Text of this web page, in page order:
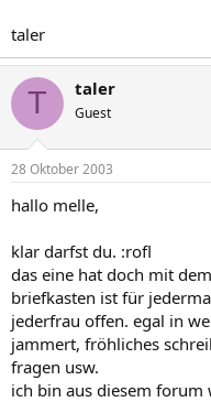
taler
T taler
Guest
28 Oktober 2003
hallo melle,
klar darfst du. :rofl
das eine hat doch mit
briefkasten ist für
jederfrau offen. egal in
jammert, fröhliches
fragen usw.
ich bin aus diesem forum